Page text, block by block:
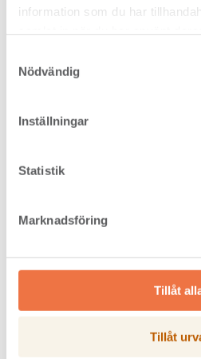
information som du har
Nödvändig
Inställningar
Statistik
Marknadsföring
Tillåt
Tillåt
Heby kommun samarbetar med Setra,
Mikael Hedström, Jan-Erik Johansson Vik